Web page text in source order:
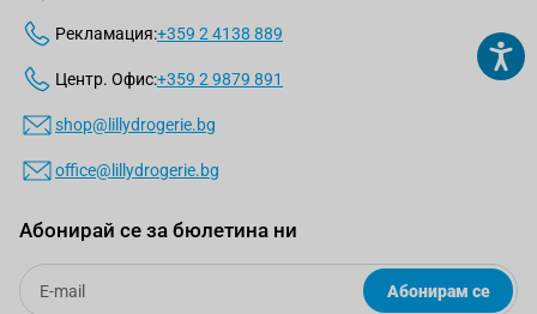
Рекламация:+359 2 4138 889
Центр. Офис:+359 2 9879 891
shop@lillydrogerie.bg
office@lillydrogerie.bg
Абонирай се за бюлетина ни
Email
Абонирам се